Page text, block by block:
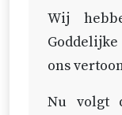
Wij
ons
Nu volgt